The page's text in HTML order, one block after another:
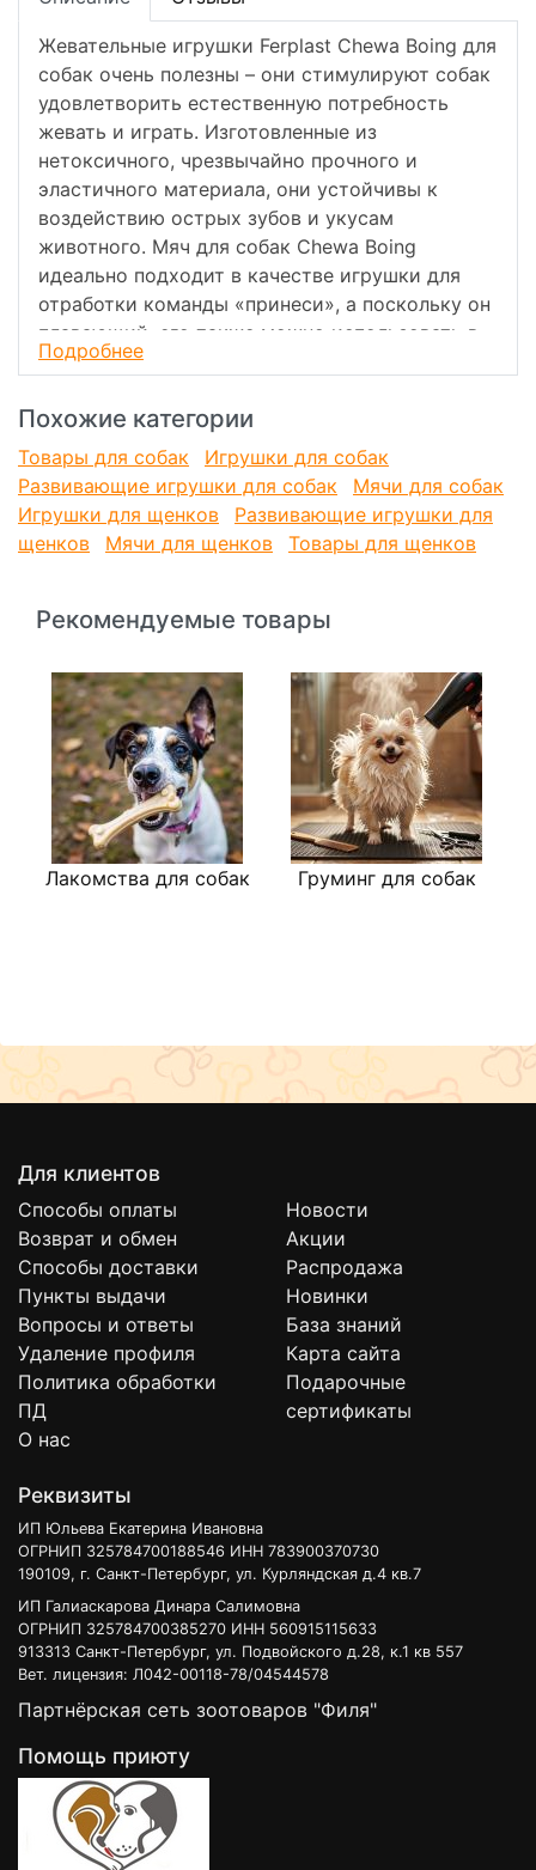
Жевательные игрушки Ferplast Chewa Boing для
собак очень полезны – они стимулируют собак
удовлетворить естественную потребность
жевать и играть. Изготовленные из
нетоксичного, чрезвычайно прочного и
эластичного материала, они устойчивы к
воздействию острых зубов и укусам
животного. Мяч для собак Chewa Boing
идеально подходит в качестве игрушки для
отработки команды «принеси», а поскольку он
плавающий, его также можно использовать в
море, в бассейне или в ручьях. Он достаточно
травм питомца при броске.
Игрушка-диспенсер для собак
Поместите внутрь игрушки любимые
влажные/сухие корма или паштеты вашей
собаки, чтобы продлить время игры
Способствует правильной гигиене зубов
зубов при укусе
естественную потребность собаки жевать
и играть
Изготовлена из нетоксичного материала
(термопластичный полиуретан)
Чрезвычайно прочный эластичный
материал
Суперустойчив к воздействию острых
зубов собаки и укусам
Предотвращает ушибы и травмы
животного при броске
Изготовлено в Италии
Диспенсер M: диаметр 6,3 см
Подробнее
Похожие категории
Товары для собак
Игрушки для собак
Развивающие игрушки для собак
Мячи для собак
Игрушки для щенков
Развивающие игрушки для
щенков
Мячи для щенков Товары для щенков
Рекомендуемые товары
Лакомства для собак
Груминг для собак
Для клиентов
Способы оплаты
Возврат и обмен
Способы доставки
Пункты выдачи
Вопросы и ответы
Удаление профиля
Политика обработки
ПД
О нас
Новости
Акции
Распродажа
Новинки
База знаний
Карта сайта
Подарочные
сертификаты
Реквизиты
ИП Юльева Екатерина Ивановна
ОГРНИП 325784700188546 ИНН 783900370730
190109, г. Санкт-Петербург, ул. Курляндская д.4 кв.7
ИП Галиаскарова Динара Салимовна
ОГРНИП 325784700385270 ИНН 560915115633
913313 Санкт-Петербург, ул. Подвойского д.28, к.1 кв 557
Вет. лицензия: Л042-00118-78/04544578
Партнёрская сеть зоотоваров "Филя"
Помощь приюту